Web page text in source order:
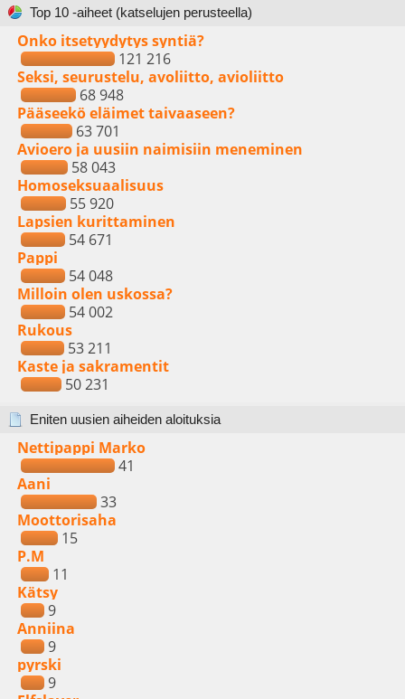
Top 10 -aiheet (katselujen perusteella)
Onko itsetyydytys syntiä?
121 216
Seksi, seurustelu, avoliitto, avioliitto
68 948
Pääseekö eläimet taivaaseen?
63 701
Avioero ja uusiin naimisiin meneminen
58 043
Homoseksuaalisuus
55 920
Lapsien kurittaminen
54 671
Pappi
54 048
Milloin olen uskossa?
54 002
Rukous
53 211
Kaste ja sakramentit
50 231
Eniten uusien aiheiden aloituksia
Nettipappi Marko
41
Aani
33
Moottorisaha
15
P.M
11
Kätsy
9
Anniina
9
pyrski
9